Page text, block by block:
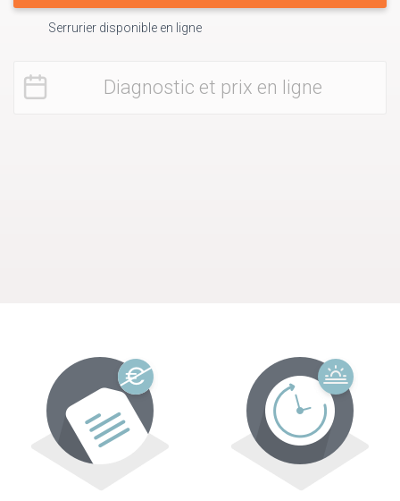
Serrurier disponible en ligne
Diagnostic et prix en ligne